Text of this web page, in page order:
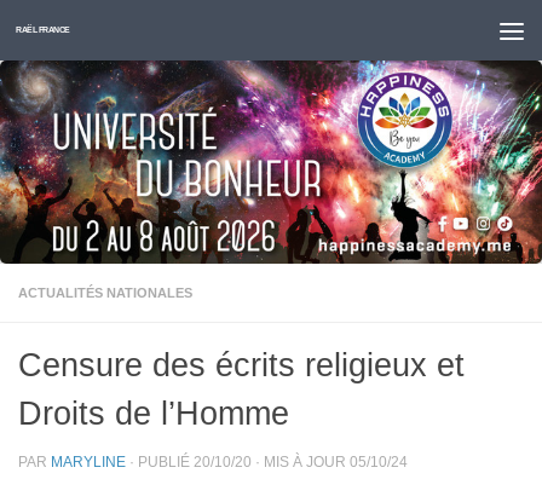
Skip to content
RAËL FRANCE
ACTUALITÉS NATIONALES
Censure des écrits religieux et
Droits de l’Homme
PAR MARYLINE · PUBLIÉ 20/10/20 · MIS À JOUR 05/10/24